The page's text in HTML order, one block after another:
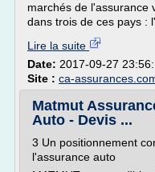
marchés de l'assurance
dans trois de ces pays :
Lire la suite
Date: 2017-09-27
Site : ca-
Matmut
Auto - Devis ...
3 Un positionnement
l'assurance auto